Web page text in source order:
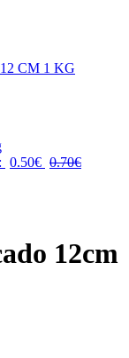
0.50€ 0.70€
12cm